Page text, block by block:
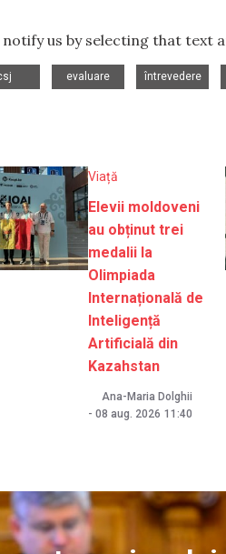
us by selecting that text
evaluare
întrevedere
Viață
Elevii moldoveni
au obținut trei
medalii la
Olimpiada
Internațională de
Inteligență
Artificială din
Kazahstan
Ana-Maria Dolghii
- 08 aug. 2026 11:40